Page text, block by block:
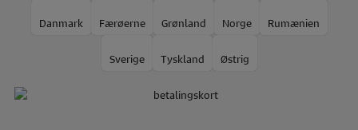
Danmark Færøerne Grønland Norge Rumænien
Sverige Tyskland Østrig